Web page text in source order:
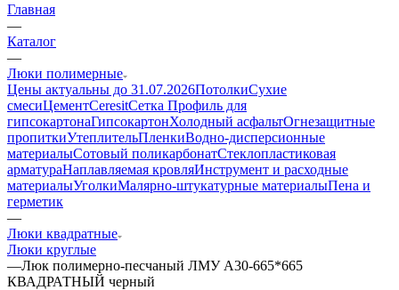
Главная
—
Каталог
—
Люки полимерные
Цены актуальны до 31.07.2026ПотолкиСухие
смесиЦементCeresitСетка Профиль для
гипсокартонаГипсокартонХолодный асфальтОгнезащитные
пропиткиУтеплительПленкиВодно-дисперсионные
материалыСотовый поликарбонатСтеклопластиковая
арматураНаплавляемая кровляИнструмент и расходные
материалыУголкиМалярно-штукатурные материалыПена и
герметик
—
Люки квадратные
Люки круглые
—Люк полимерно-песчаный ЛМУ А30-665*665
КВАДРАТНЫЙ черный